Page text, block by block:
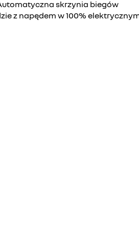
skrzynia biegów
z napędem w 100%